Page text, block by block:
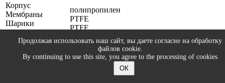
Корпус
Мембраны
Шарики
клапанов
Седла клапанов
полипропилен
PTFE
PTFE
График рабочих характеристик насоса
Продолжая использовать наш сайт, вы даете согласие на обработку
файлов cookie.
By continuing to use this site, you agree to the processing of cookies
ОК